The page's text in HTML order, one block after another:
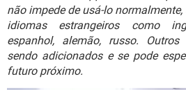
não impede de usá-lo
idiomas estrangeiros como
espanhol, alemão, russo.
sendo adicionados e se pode
futuro próximo.